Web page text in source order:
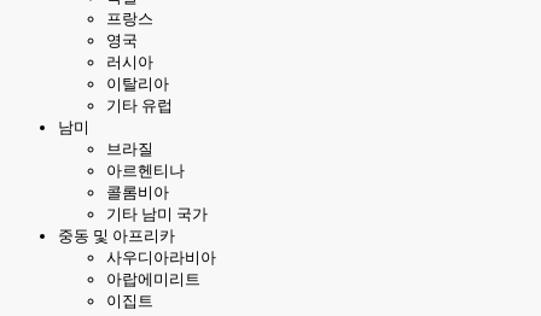
프랑스
영국
러시아
이탈리아
기타 유럽
남미
브라질
아르헨티나
콜롬비아
기타 남미 국가
중동 및 아프리카
사우디아라비아
아랍에미리트
이집트